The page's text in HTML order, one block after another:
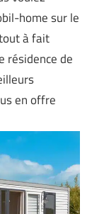
home sur le
à fait
résidence de
en offre